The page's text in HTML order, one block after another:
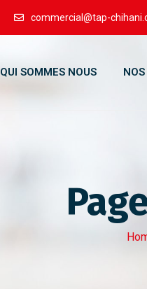
commercial@tap-
QUI SOMMES NOUS